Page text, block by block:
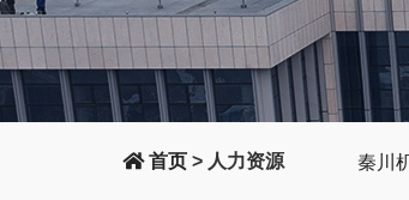
首页 > 人力资源 秦川